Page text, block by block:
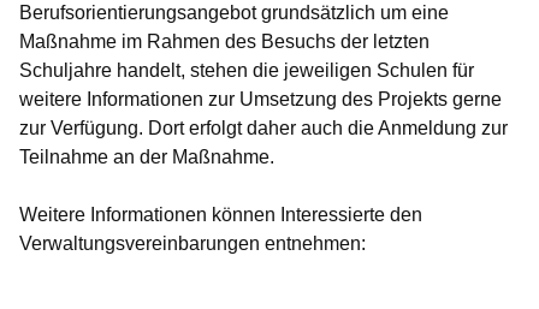
Berufsorientierungsangebot grundsätzlich um eine
Maßnahme im Rahmen des Besuchs der letzten
Schuljahre handelt, stehen die jeweiligen Schulen für
weitere Informationen zur Umsetzung des Projekts gerne
zur Verfügung. Dort erfolgt daher auch die Anmeldung zur
Teilnahme an der Maßnahme.
Weitere Informationen können Interessierte den
Verwaltungsvereinbarungen entnehmen: